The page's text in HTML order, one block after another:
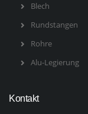
Blech
Rundstangen
Rohre
Alu-Legierung
Kontakt